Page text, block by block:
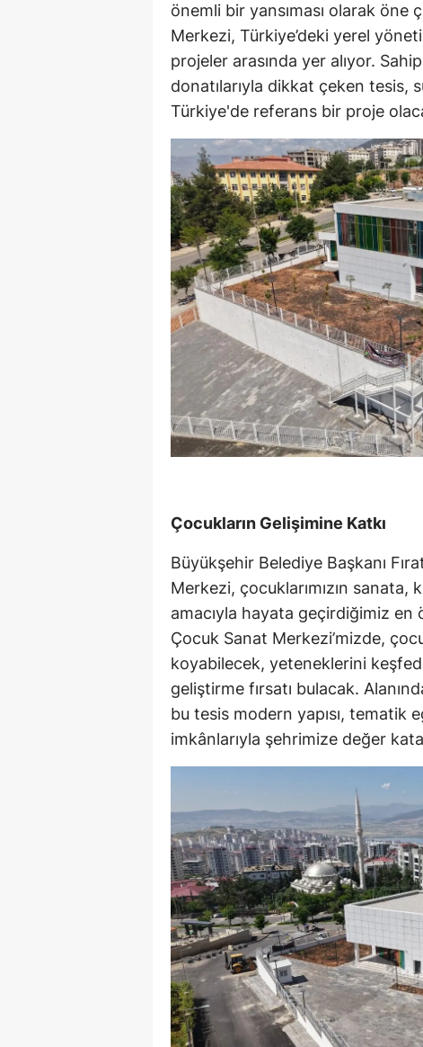
önemli bir yansıması olarak öne
Merkezi, Türkiye’deki yerel
projeler arasında yer alıyor.
donatılarıyla dikkat çeken
Türkiye'de referans bir proje
Çocukların Gelişimine Katkı
Büyükşehir Belediye Başkanı
Merkezi, çocuklarımızın
amacıyla hayata geçirdiğimiz
Çocuk Sanat Merkezi’mizde,
koyabilecek, yeteneklerini
geliştirme fırsatı bulacak.
bu tesis modern yapısı, tematik
imkânlarıyla şehrimize değer